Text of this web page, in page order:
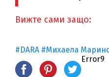
Вижте сами защо:
#DARA #Михаела
Error9